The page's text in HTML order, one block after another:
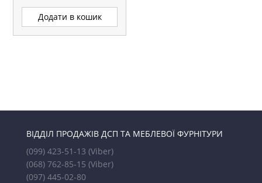
Додати в кошик
ВІДДІЛ ПРОДАЖІВ ДСП ТА МЕБЛЕВОЇ ФУРНІТУРИ
(099) 423-51-13 (Viber)
(068) 762-85-15 (Viber)
(097) 445-02-80